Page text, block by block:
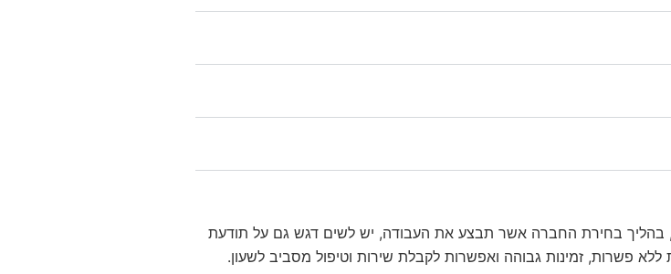
בהליך בחירת החברה אשר תבצע את העבודה, יש לשים דגש גם על תודעת
ללא פשרות, זמינות גבוהה ואפשרות לקבלת שירות וטיפול מסביב לשעון.